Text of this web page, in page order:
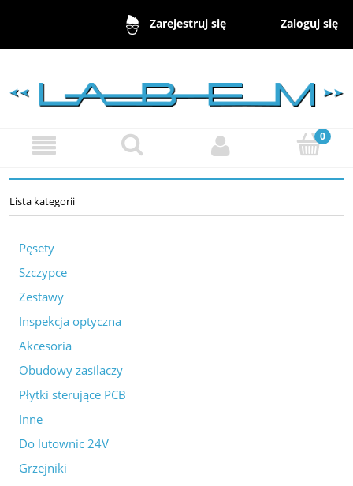
Zarejestruj się Zaloguj się
Lista kategorii
Pęsety
Szczypce
Zestawy
Inspekcja optyczna
Akcesoria
Obudowy zasilaczy
Płytki sterujące PCB
Inne
Do lutownic 24V
Grzejniki